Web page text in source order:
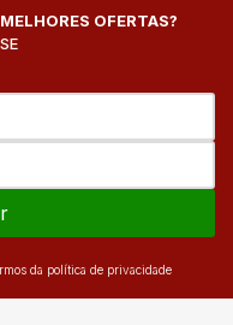
OFERTAS?
da política de privacidade